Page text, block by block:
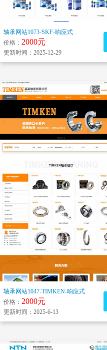
轴承网站1073-SKF-响应式
价格： 2000元
更新时间：2025-12-29
轴承网站1047-TIMKEN-响应式
价格： 2000元
更新时间：2025-6-13